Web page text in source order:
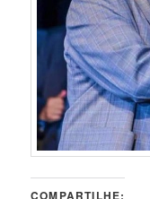
COMPARTILHE: